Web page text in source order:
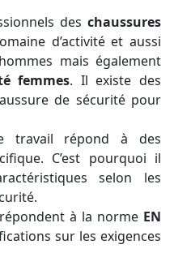
des chaussures
d’activité et aussi
mais également
femmes. Il existe des
de sécurité pour
travail répond à des
C’est pourquoi il
selon les
à la norme EN
sur les exigences